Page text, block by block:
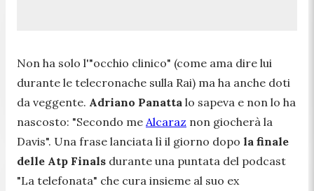
Non ha solo l'"occhio clinico" (come ama dire lui
durante le telecronache sulla Rai) ma ha anche doti
da veggente. Adriano Panatta lo sapeva e non lo ha
nascosto: "Secondo me Alcaraz non giocherà la
Davis". Una frase lanciata lì il giorno dopo la finale
delle Atp Finals durante una puntata del podcast
"La telefonata" che cura insieme al suo ex